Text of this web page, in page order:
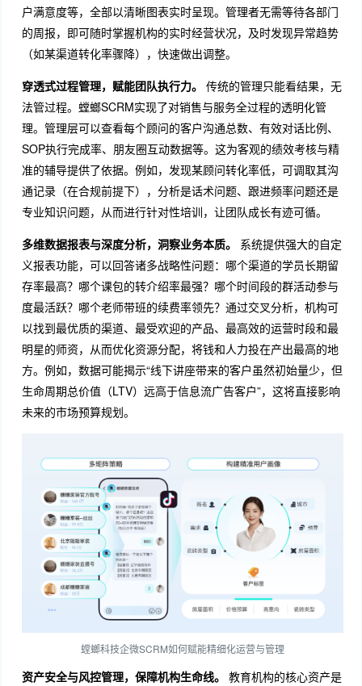
户满意度等，全部以清晰图表实时呈现。管理者无需等待各部门
的周报，即可随时掌握机构的实时经营状况，及时发现异常趋势
（如某渠道转化率骤降），快速做出调整。
穿透式过程管理，赋能团队执行力。 传统的管理只能看结果，无
法管过程。螳螂SCRM实现了对销售与服务全过程的透明化管
理。管理层可以查看每个顾问的客户沟通总数、有效对话比例、
SOP执行完成率、朋友圈互动数据等。这为客观的绩效考核与精
准的辅导提供了依据。例如，发现某顾问转化率低，可调取其沟
通记录（在合规前提下），分析是话术问题、跟进频率问题还是
专业知识问题，从而进行针对性培训，让团队成长有迹可循。
多维数据报表与深度分析，洞察业务本质。
系统提供强大的自定
义报表功能，可以回答诸多战略性问题：哪个渠道的学员长期留
存率最高？哪个课包的转介绍率最强？哪个时间段的群活动参与
度最活跃？哪个老师带班的续费率领先？通过交叉分析，机构可
以找到最优质的渠道、最受欢迎的产品、最高效的运营时段和最
明星的师资，从而优化资源分配，将钱和人力投在产出最高的地
方。例如，数据可能揭示“线下讲座带来的客户虽然初始量少，但
生命周期总价值（LTV）远高于信息流广告客户”，这将直接影响
未来的市场预算规划。
螳螂科技企微SCRM如何赋能精细化运营与管理
资产安全与风控管理，保障机构生命线。 教育机构的核心资产是